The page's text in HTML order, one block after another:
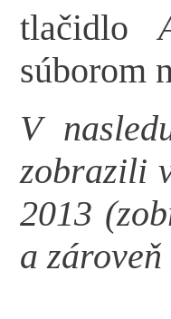
tlačidlo
súborom
V
zobrazili
2013
a